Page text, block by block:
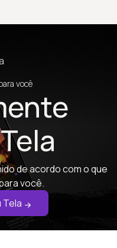
você
de acordo com o que
você.
Tela